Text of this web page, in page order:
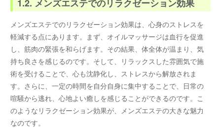
1.2. メンズエステでのリラクゼーション効果
メンズエステでのリラクゼーション効果は、心身のストレスを
軽減する点にあります。まず、オイルマッサージは血行を促進
し、筋肉の緊張を和らげます。その結果、体全体が温まり、気
持ち良さを感じるのです。そして、リラックスした雰囲気で施
術を受けることで、心も沈静化し、ストレスから解放されま
す。さらに、一定の時間を自分自身に集中することで、日常の
喧騒から逃れ、心地よい癒しを感じることができるのです。こ
のようなリラクゼーション効果が、メンズエステの大きな魅力
なのです。